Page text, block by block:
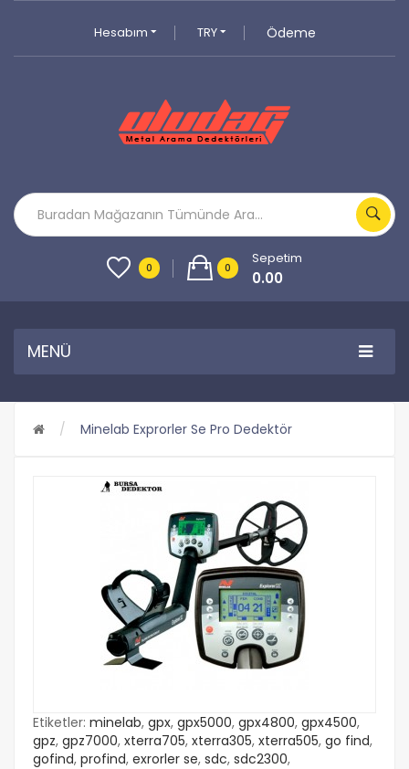
Hesabım TRY Ödeme
0 0
Sepetim
0.00
MENÜ
Minelab Exprorler Se Pro Dedektör
Etiketler: minelab, gpx, gpx5000, gpx4800, gpx4500,
gpz, gpz7000, xterra705, xterra305, xterra505, go find,
gofind, profind, exrorler se, sdc, sdc2300,